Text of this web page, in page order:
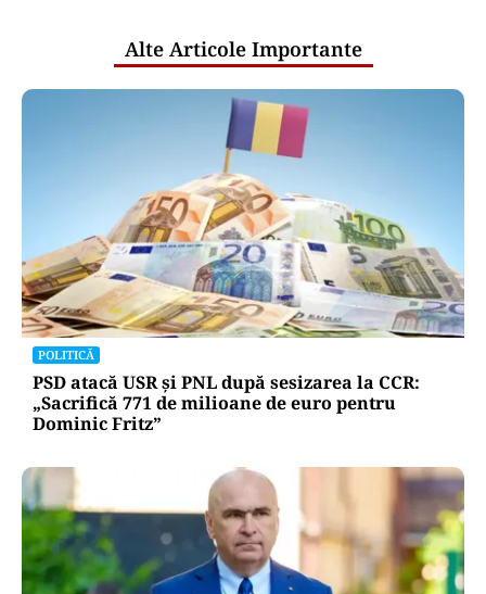
nu al țărilor
Puterea Financiara
Canicula pune presiune pe economia
Europei și schimbă comportamentul
de consum
Oficiuldestiri.ro
Atacurile cibernetice expun
vulnerabilitățile statului român: ANP
repetă scenariul e‑Terra. Ce ascund
comunicările oficiale și cine răspunde
pentru mentenanța IT a instituțiilor
publice
Alte Articole Importante